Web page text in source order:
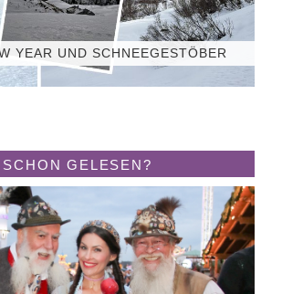
YEAR UND SCHNEEGESTÖBER
SCHON GELESEN?